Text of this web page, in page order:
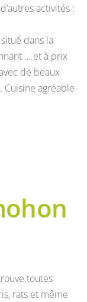
activités :
situé dans la
….et à prix
de beaux
agréable
toutes
rats et même